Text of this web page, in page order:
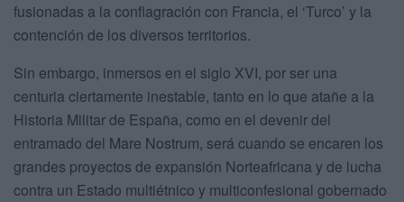
fusionadas a la conflagración con Francia, el ‘Turco’ y la
contención de los diversos territorios.
Sin embargo, inmersos en el siglo XVI, por ser una
centuria ciertamente inestable, tanto en lo que atañe a la
Historia Militar de España, como en el devenir del
entramado del Mare Nostrum, será cuando se encaren los
grandes proyectos de expansión Norteafricana y de lucha
contra un Estado multiétnico y multiconfesional gobernado